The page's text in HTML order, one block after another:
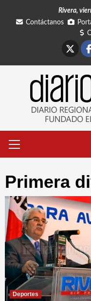
Rivera,
Contáctanos
primario
Primera
Deportes